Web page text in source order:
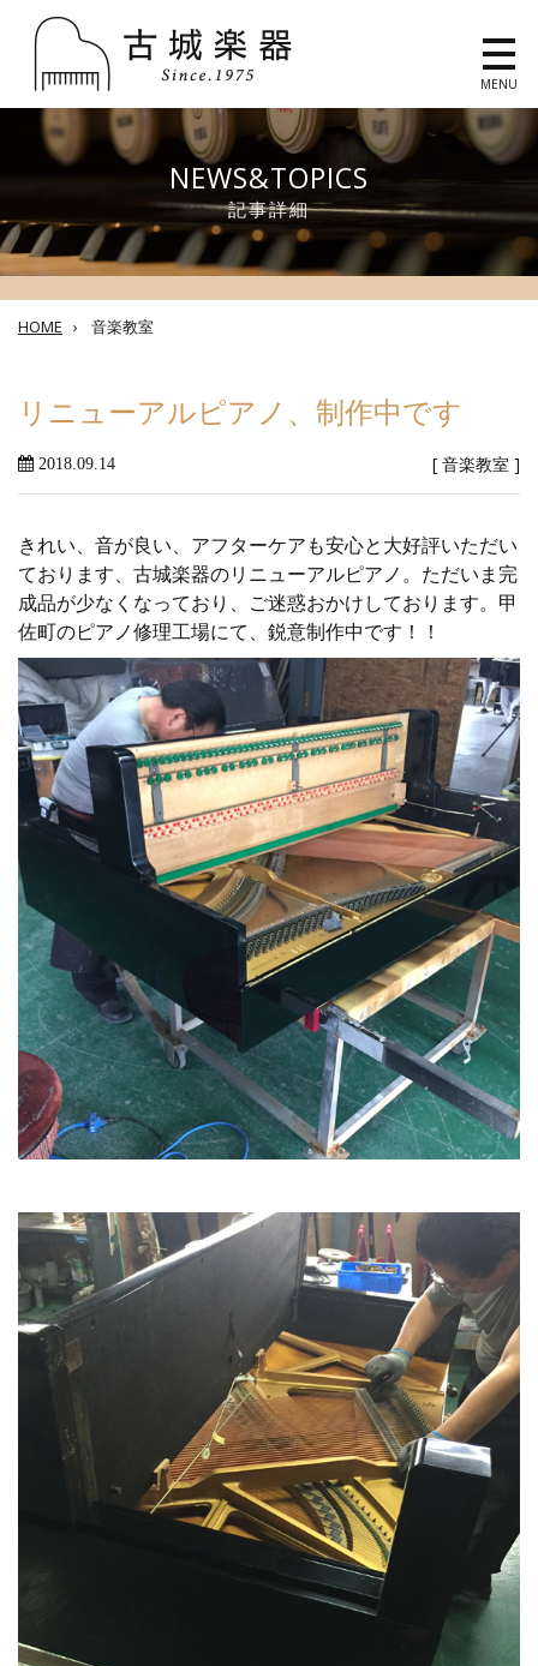
MENU
NEWS&TOPICS
記事詳細
HOME › 音楽教室
リニューアルピアノ、制作中です
2018.09.14 [ 音楽教室 ]
きれい、音が良い、アフターケアも安心と大好評いただい
ております、古城楽器のリニューアルピアノ。ただいま完
成品が少なくなっており、ご迷惑おかけしております。甲
佐町のピアノ修理工場にて、鋭意制作中です！！